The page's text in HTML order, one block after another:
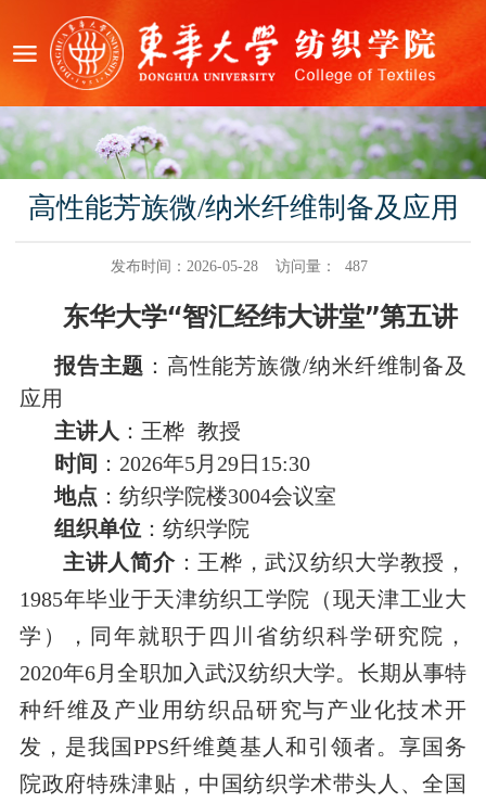
高性能芳族微/纳米纤维制备及应用
发布时间：2026-05-28 访问量： 487
东华大学“智汇经纬大讲堂”第五讲
报告主题 ： 高性能芳族微/纳米纤维制备及
应用
主讲人 ：王桦 教授
时间 ： 2026年5月 29日15:30
地点 ：纺织学院楼3004会议室
组织单位 ：纺织学院
主讲人简介：王桦 ，武汉纺织大学教授，
1985年毕业于天津纺织工学院（现天津工业大
学），同年就职于四川省纺织科学研究院，
2020年6月全职加 入武汉纺织大学。长期从事特
种纤维及产业用纺织品研究与产业化技术开
发，是我国PPS纤维奠基人和引领者。享国务
院政府特殊津贴，中国纺织学术带头人、全国